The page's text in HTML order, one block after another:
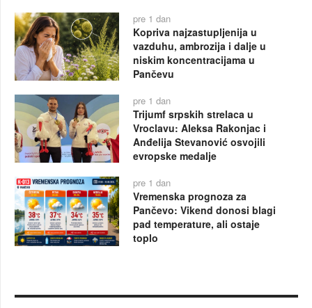
pre 1 dan
Kopriva najzastupljenija u
vazduhu, ambrozija i dalje u
niskim koncentracijama u
Pančevu
pre 1 dan
Trijumf srpskih strelaca u
Vroclavu: Aleksa Rakonjac i
Anđelija Stevanović osvojili
evropske medalje
pre 1 dan
Vremenska prognoza za
Pančevo: Vikend donosi blagi
pad temperature, ali ostaje
toplo